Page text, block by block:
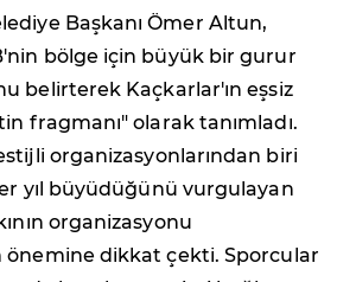
Başkanı Ömer Altun,
bölge için büyük bir gurur
belirterek Kaçkarlar'ın eşsiz
fragmanı" olarak tanımladı.
organizasyonlarından biri
yıl büyüdüğünü vurgulayan
organizasyonu
önemine dikkat çekti. Sporcular